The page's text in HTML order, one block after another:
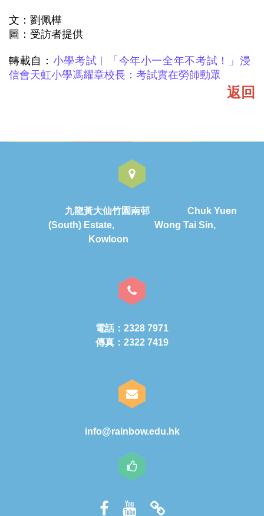
文：劉佩樺
圖：受訪者提供
轉載自： 小學考試︳「今年小一全年不考試！」浸
信會天虹小學馮耀章校長：考試實在勞師動眾
返回
九龍黃大仙竹園南邨 Chuk Yuen
(South) Estate, Wong Tai Sin,
Kowloon
電話：2328 7971
傳真：2322 7419
info@rainbow.edu.hk